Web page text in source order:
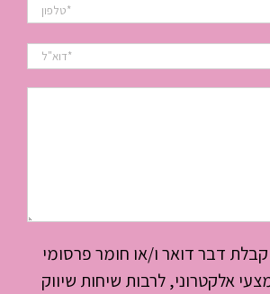
דבר דואר ו/או חומר פרסומי
אלקטרוני, לרבות שיחות שיווק